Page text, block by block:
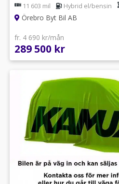
11 603 mil Hybrid el/bensin
Örebro Byt Bil AB
fr. 4 690 kr/mån
289 500 kr